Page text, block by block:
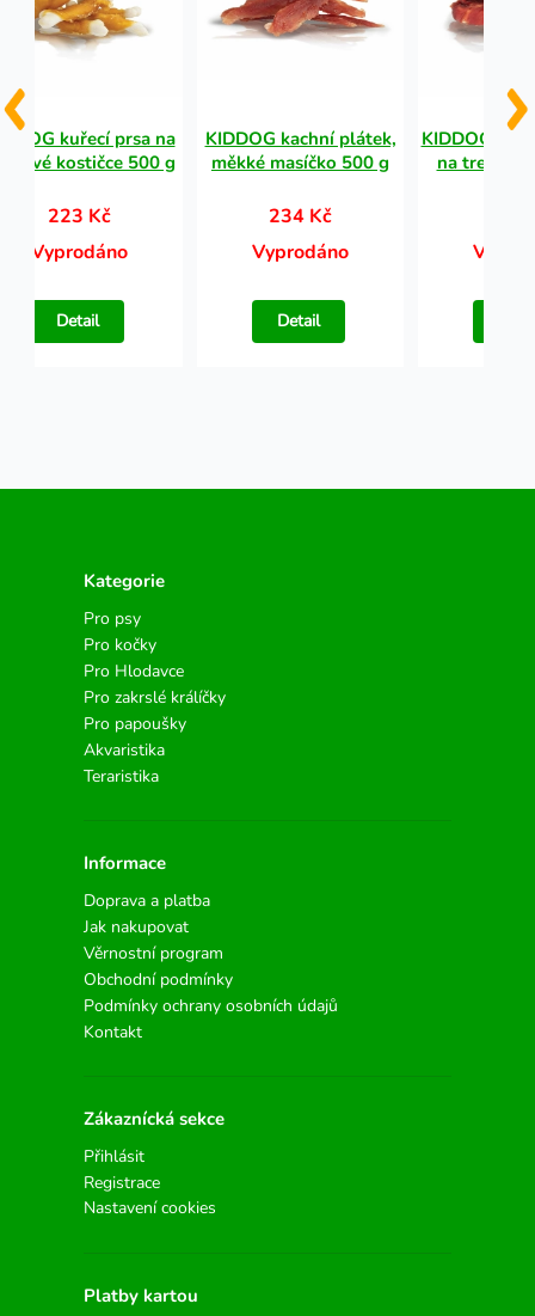
kuřecí prsa na
kostičce 500 g
223 Kč
Vyprodáno
Detail
KIDDOG kachní plátek,
měkké masíčko 500 g
234 Kč
Vyprodáno
Detail
KIDDOG
na tresčí
Kategorie
Pro psy
Pro kočky
Pro Hlodavce
Pro zakrslé králíčky
Pro papoušky
Akvaristika
Teraristika
Informace
Doprava a platba
Jak nakupovat
Věrnostní program
Obchodní podmínky
Podmínky ochrany osobních údajů
Kontakt
Zákaznícká sekce
Přihlásit
Registrace
Nastavení cookies
Platby kartou